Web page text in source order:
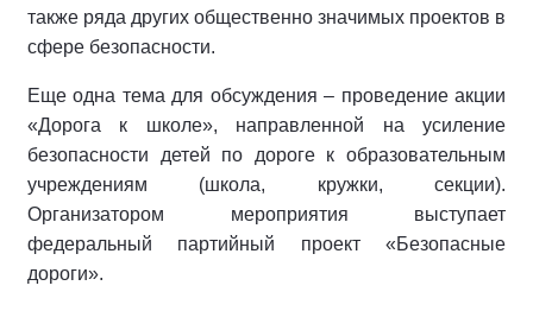
также ряда других общественно значимых проектов в
сфере безопасности.
Еще одна тема для обсуждения – проведение акции
«Дорога к школе», направленной на усиление
безопасности детей по дороге к образовательным
учреждениям (школа, кружки, секции).
Организатором мероприятия выступает
федеральный партийный проект «Безопасные
дороги».